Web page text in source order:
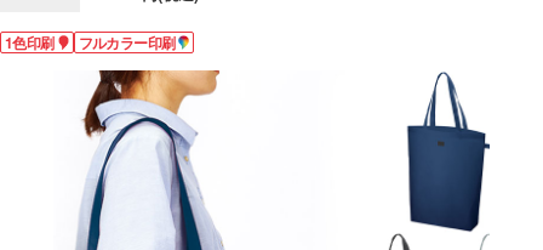
1色印刷 フルカラー印刷